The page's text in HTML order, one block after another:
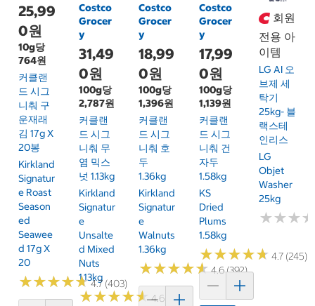
25,99
0원
10g당
764원
커클랜
드 시그
니춰 구
운재래
김 17g X
20봉
Kirkland
Signatur
E Roast
Season
Ed
Seawee
D 17g X
20
★★★★★
★★★★★4.7 (403)
Costco
Grocer
y
31,49
0원
100g당
2,787원
커클랜
드 시그
니춰 무
염 믹스
넛 1.13kg
Kirkland
Signatur
E
Unsalte
D Mixed
Nuts
1.13kg
★★★★★
★★★★★4.6 (274)
Costco
Grocer
y
18,99
0원
100g당
1,396원
커클랜
드 시그
니춰 호
두
1.36kg
Kirkland
Signatur
E
Walnuts
1.36kg
★★★★★
★★★★★4.6 (392)
Costco
Grocer
y
17,99
0원
100g당
1,139원
커클랜
드 시그
니춰 건
자두
1.58kg
KS
Dried
Plums
1.58kg
★★★★★
★★★★★ 4.7 (245)
회원
전용 아
이템
LG AI 오
브제 세
탁기
25kg- 블
랙스테
인리스
LG
Objet
Washer
25kg
★★★
★★★